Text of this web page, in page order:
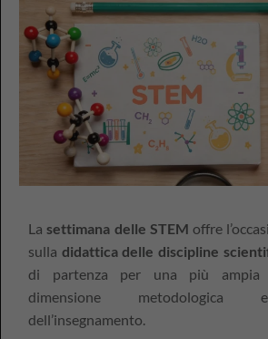
Lasettimana delle STEM offre
sulla didattica delle discipline
di partenza per una più ampia
dimensione metodologica
dell’insegnamento.